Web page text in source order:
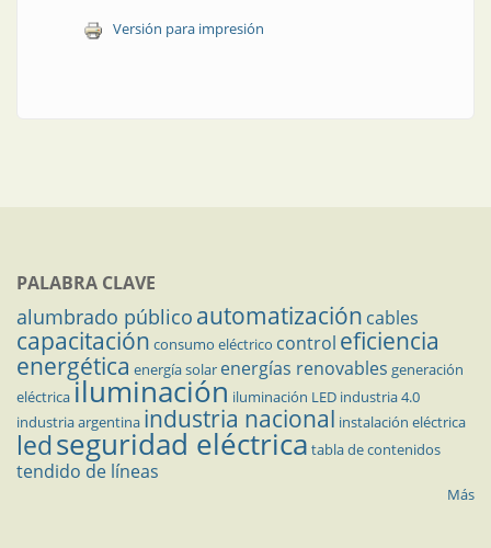
Versión para impresión
PALABRA CLAVE
alumbrado público automatización cables
capacitación consumo eléctrico control eficiencia
energética energía solar energías renovables generación
eléctricailuminación iluminación LED industria 4.0
industria argentina industria nacional instalación eléctrica
ledseguridad eléctrica tabla de contenidos
tendido de líneas
Más